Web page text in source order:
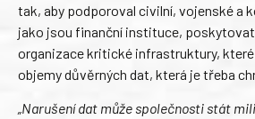
tak, aby podporoval civilní, vojenské a
jako jsou finanční instituce,
organizace kritické infrastruktury, které
objemy důvěrných dat, která je třeba
„Narušení dat může společnosti stát